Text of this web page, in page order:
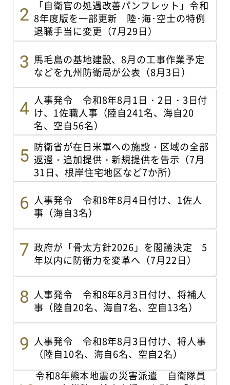
「自衛官の処遇改善パンフレット」令和
8年度版を一部更新 陸･海･空士の特例
退職手当に変更（7月29日）
馬毛島の基地建設、8月の工事作業予定
などを九州防衛局が公表（8月3日）
人事発令 令和8年8月1日・2日・3日付
け、1佐職人事（陸自241名、海自20
名、空自56名）
防衛省が在日米軍への施設・区域の全部
返還・追加提供・新規提供を告示（7月
31日、根岸住宅地区など7か所）
人事発令 令和8年8月4日付け、1佐人
事（海自3名）
政府が「骨太方針2026」を閣議決定 5
年以内に防衛力を変革へ（7月22日）
人事発令 令和8年8月3日付け、将補人
事（陸自20名、海自7名、空自13名）
人事発令 令和8年8月3日付け、将人事
（陸自10名、海自6名、空自2名）
令和8年熊本地震の災害派遣 自衛隊員